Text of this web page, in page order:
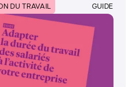
DU TRAVAIL GUIDE